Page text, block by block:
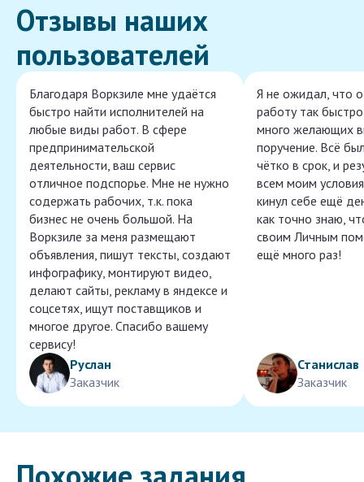
Отзывы наших
пользователей
Благодаря Воркзиле мне удаётся
быстро найти исполнителей на
любые виды работ. В сфере
предпринимательской
деятельности, ваш сервис
отличное подспорье. Мне не нужно
содержать рабочих, т.к. пока
бизнес не очень большой. На
Воркзиле за меня размещают
объявления, пишут тексты, создают
инфографику, монтируют видео,
делают сайты, рекламу в яндексе и
соцсетях, ищут поставщиков и
многое другое. Спасибо вашему
сервису!
Руслан
Заказчик
Я не ожидал, что
работу так
много желающих
поручение. Всё
чётко в срок, и
всем моим
кинул себе ещё
как точно знаю,
своим Личным
ещё много раз!
Станислав
Заказчик